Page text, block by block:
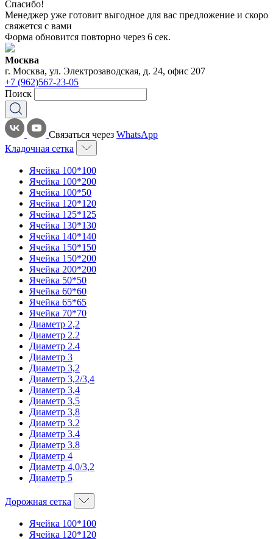
Спасибо!
Менеджер уже готовит выгодное для вас предложение и скоро
свяжется с вами
Форма обновится повторно через 6 сек.
Москва
г. Москва, ул. Электрозаводская, д. 24, офис 207
+7 (962)567-23-05
Поиск
Связаться через WhatsApp
Кладочная сетка
Ячейка 100*100
Ячейка 100*200
Ячейка 100*50
Ячейка 120*120
Ячейка 125*125
Ячейка 130*130
Ячейка 140*140
Ячейка 150*150
Ячейка 150*200
Ячейка 200*200
Ячейка 50*50
Ячейка 60*60
Ячейка 65*65
Ячейка 70*70
Диаметр 2,2
Диаметр 2.2
Диаметр 2.4
Диаметр 3
Диаметр 3,2
Диаметр 3,2/3,4
Диаметр 3,4
Диаметр 3,5
Диаметр 3,8
Диаметр 3.2
Диаметр 3.4
Диаметр 3.8
Диаметр 4
Диаметр 4,0/3,2
Диаметр 5
Дорожная сетка
Ячейка 100*100
Ячейка 120*120